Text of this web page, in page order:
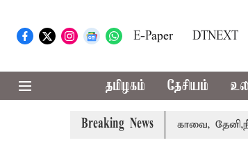
E-Paper DTNEXT
தமிழகம் தேசியம்
Breaking News
பெற்றார் சங்கீதா கோவை, தேனி,நீலகிரி